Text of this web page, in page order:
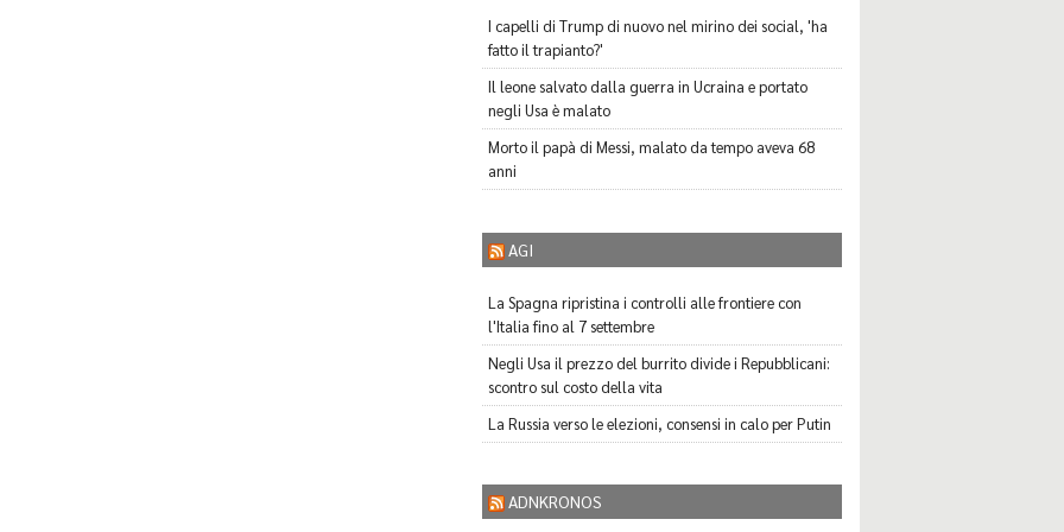
I capelli di Trump di nuovo nel mirino dei social, 'ha
fatto il trapianto?'
Il leone salvato dalla guerra in Ucraina e portato
negli Usa è malato
Morto il papà di Messi, malato da tempo aveva 68
anni
AGI
La Spagna ripristina i controlli alle frontiere con
l'Italia fino al 7 settembre
Negli Usa il prezzo del burrito divide i Repubblicani:
scontro sul costo della vita
La Russia verso le elezioni, consensi in calo per Putin
ADNKRONOS